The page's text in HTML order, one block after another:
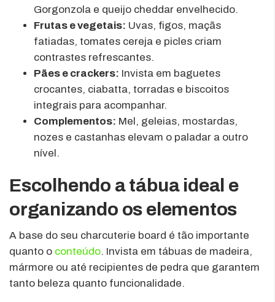
Gorgonzola e queijo cheddar envelhecido.
Frutas e vegetais: Uvas, figos, maçãs
fatiadas, tomates cereja e picles criam
contrastes refrescantes.
Pães e crackers: Invista em baguetes
crocantes, ciabatta, torradas e biscoitos
integrais para acompanhar.
Complementos: Mel, geleias, mostardas,
nozes e castanhas elevam o paladar a outro
nível.
Escolhendo a tábua ideal e
organizando os elementos
A base do seu charcuterie board é tão importante
quanto o conteúdo. Invista em tábuas de madeira,
mármore ou até recipientes de pedra que garantem
tanto beleza quanto funcionalidade.